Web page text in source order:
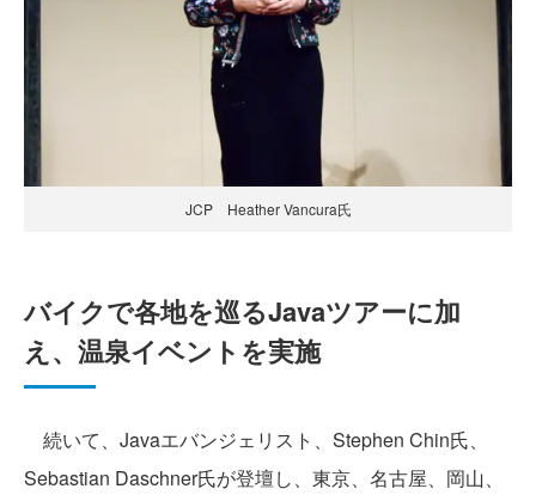
JCP Heather Vancura氏
バイクで各地を巡るJavaツアーに加
え、温泉イベントを実施
続いて、Javaエバンジェリスト、Stephen Chin氏、
Sebastian Daschner氏が登壇し、東京、名古屋、岡山、